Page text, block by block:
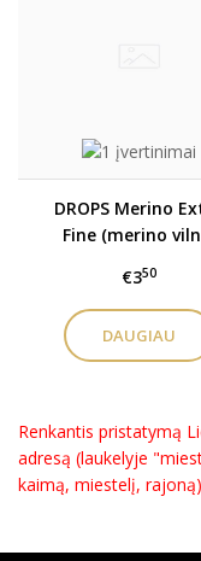
DROPS Merino
Fine (merino
€350
DAUGIAU
Renkantis pristatymą
adresą (laukelyje
kaimą, miestelį,